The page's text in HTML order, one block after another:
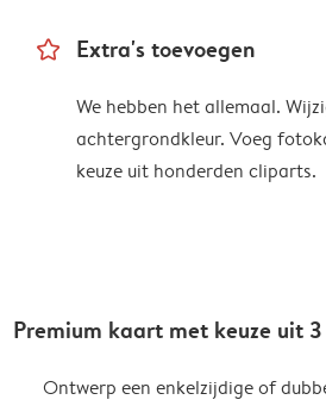
star_outline Extra's toevoegen
We hebben het allemaal.
achtergrondkleur. Voeg
keuze uit honderden cliparts.
Premium kaart met keuze uit
Ontwerp een enkelzijdige of